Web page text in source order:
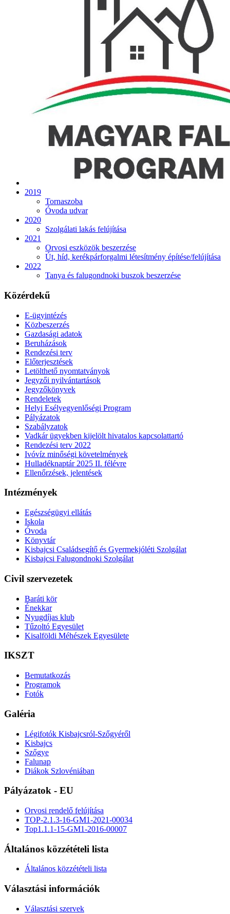
2019
Tornaszoba
Óvoda udvar
2020
Szolgálati lakás felújítása
2021
Orvosi eszközök beszerzése
Út, híd, kerékpárforgalmi létesítmény építése/felújítása
2022
Tanya és falugondnoki buszok beszerzése
Közérdekű
E-ügyintézés
Közbeszerzés
Gazdasági adatok
Beruházások
Rendezési terv
Előterjesztések
Letölthető nyomtatványok
Jegyzői nyilvántartások
Jegyzőkönyvek
Rendeletek
Helyi Esélyegyenlőségi Program
Pályázatok
Szabályzatok
Vadkár ügyekben kijelölt hivatalos kapcsolattartó
Rendezési terv 2022
Ivóvíz minőségi követelmények
Hulladéknaptár 2025 II. félévre
Ellenőrzések, jelentések
Intézmények
Egészségügyi ellátás
Iskola
Óvoda
Könyvtár
Kisbajcsi Családsegítő és Gyermekjóléti Szolgálat
Kisbajcsi Falugondnoki Szolgálat
Civil szervezetek
Baráti kör
Énekkar
Nyugdíjas klub
Tűzoltó Egyesület
Kisalföldi Méhészek Egyesülete
IKSZT
Bemutatkozás
Programok
Fotók
Galéria
Légifotók Kisbajcsról-Szőgyéről
Kisbajcs
Szőgye
Falunap
Diákok Szlovéniában
Pályázatok - EU
Orvosi rendelő felújítása
TOP-2.1.3-16-GM1-2021-00034
Top1.1.1-15-GM1-2016-00007
Általános közzétételi lista
Általános közzétételi lista
Választási információk
Választási szervek